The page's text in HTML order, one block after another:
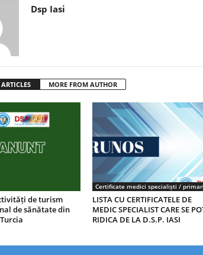
Dsp Iasi
MORE FROM AUTHOR
de turism
de sănătate din
Certificate medici specialiști / primari
LISTA CU CERTIFICATELE DE
MEDIC SPECIALIST CARE SE
RIDICA DE LA D.S.P. IASI